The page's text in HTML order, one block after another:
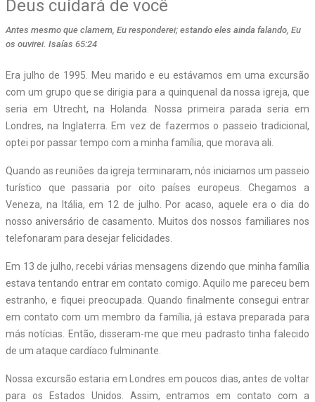
Deus cuidará de você
Antes mesmo que clamem, Eu responderei; estando eles ainda falando, Eu
os ouvirei. Isaías 65:24
Era julho de 1995. Meu marido e eu estávamos em uma excursão
com um grupo que se dirigia para a quinquenal da nossa igreja, que
seria em Utrecht, na Holanda. Nossa primeira parada seria em
Londres, na Inglaterra. Em vez de fazermos o passeio tradicional,
optei por passar tempo com a minha família, que morava ali.
Quando as reuniões da igreja terminaram, nós iniciamos um passeio
turístico que passaria por oito países europeus. Chegamos a
Veneza, na Itália, em 12 de julho. Por acaso, aquele era o dia do
nosso aniversário de casamento. Muitos dos nossos familiares nos
telefonaram para desejar felicidades.
Em 13 de julho, recebi várias mensagens dizendo que minha família
estava tentando entrar em contato comigo. Aquilo me pareceu bem
estranho, e fiquei preocupada. Quando finalmente consegui entrar
em contato com um membro da família, já estava preparada para
más notícias. Então, disseram-me que meu padrasto tinha falecido
de um ataque cardíaco fulminante.
Nossa excursão estaria em Londres em poucos dias, antes de voltar
para os Estados Unidos. Assim, entramos em contato com a